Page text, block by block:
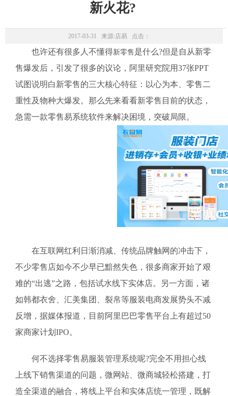
新火花?
2017-03-31 来源:店易 点击：
也许还有很多人不懂得新零售是什么?但是自从新零
售爆发后，引发了很多的议论，阿里研究院用37张PPT
试图说明白新零售的三大核心特征：以心为本、零售二
重性及物种大爆发。那么先来看看新零售目前的状态，
急需一款零售易系统软件来解决困境，突破局限。
在互联网红利日渐消减、传统品牌触网的冲击下，
不少零售店如今不少早已黯然失色，很多商家开始了艰
难的“出逃”之路，包括试水线下实体店。另一方面，诸
如韩都衣舍、汇美集团、裂帛等服装电商发展势头不减
反增，据媒体报道，目前阿里巴巴零售平台上有超过50
家商家计划IPO。
何不选择零售易服装管理系统呢?完全不用担心线
上线下销售渠道的问题，微网站、微商城轻松搭建，打
造全渠道的融合，将线上平台和实体店统一管理，既解